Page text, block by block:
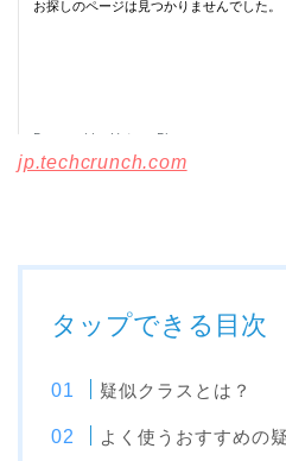
jp.techcrunch.com
タップできる目次
疑似クラスとは？
よく使うおすすめの